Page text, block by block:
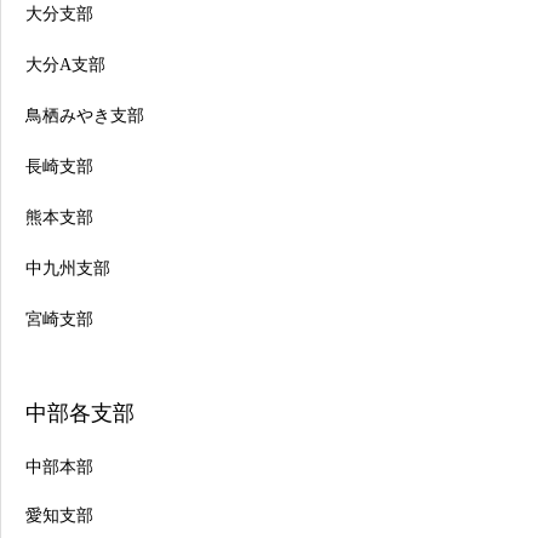
大分支部
大分A支部
鳥栖みやき支部
長崎支部
熊本支部
中九州支部
宮崎支部
中部各支部
中部本部
愛知支部